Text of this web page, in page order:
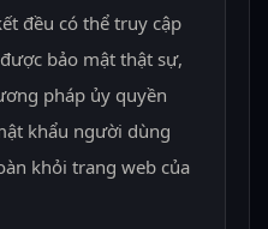
đều có thể truy cập
bảo mật thật sự,
pháp ủy quyền
khẩu người dùng
khỏi trang web của